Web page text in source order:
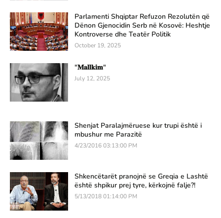
Parlamenti Shqiptar Refuzon Rezolutën që
Dënon Gjenocidin Serb në Kosovë: Heshtje
Kontroverse dhe Teatër Politik
October 19, 2025
"𝐌𝐚𝐥𝐥𝐤𝐢𝐦"
July 12, 2025
Shenjat Paralajmëruese kur trupi është i
mbushur me Parazitë
4/23/2016 03:13:00 PM
Shkencëtarët pranojnë se Greqia e Lashtë
është shpikur prej tyre, kërkojnë falje?!
5/13/2018 01:14:00 PM